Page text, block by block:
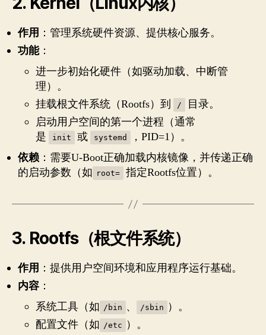
作用 ：管理系统硬件资源、提供核心服务。
功能：
进一步初始化硬件（如驱动加载、中断管
理）。
挂载根文件系统（Rootfs）到
/
目录。
启动用户空间的第一个进程（通常
是
init 或 systemd
，PID=1）。
依赖：需要U-Boot正确加载内核镜像，并传递正确
的启动参数（如 root= 指定Rootfs位置）。
3. Rootfs（根文件系统）
作用 ：提供用户空间环境和应用程序运行基础。
内容 ：
系统工具（如 /bin 、 /sbin
）。
配置文件（如 /etc
）。